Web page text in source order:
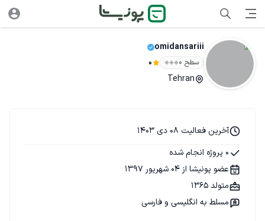
omidansariii
سطح ۰ 0
Tehran
آخرین فعالیت 08 دی 1403
0 پروژه انجام شده
عضو پونیشا از 04 شهریور 1397
متولد 1365
مسلط به انگلیسی و فارسی